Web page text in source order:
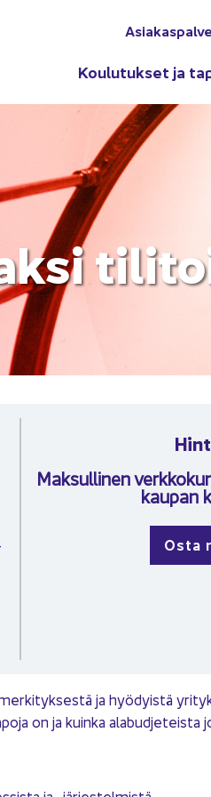
Kou­lu­tuk­set ja
Mak­sul­li­nen
kau­pan
Osta
ja hyö­dyis­tä
on ja kuin­ka ala­bud­je­teis­ta